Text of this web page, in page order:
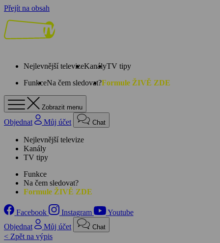
Přejít na obsah
Nejlevnější televizeKanályTV tipy
FunkceNa čem sledovat?Formule ŽIVĚ ZDE
Zobrazit menu
Objednat Můj účet Chat
Nejlevnější televize
Kanály
TV tipy
Funkce
Na čem sledovat?
Formule ŽIVĚ ZDE
Facebook Instagram
Youtube
Objednat
Můj účet Chat
< Zpět na výpis